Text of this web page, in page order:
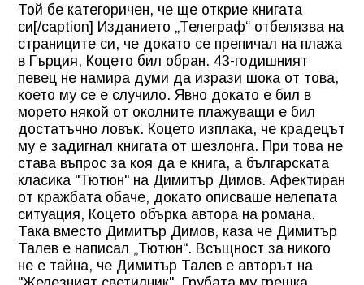
Той бе категоричен, че ще открие книгата
си[/caption] Изданието „Телеграф“ отбелязва на
страниците си, че докато се препичал на плажа
в Гърция, Коцето бил обран. 43-годишният
певец не намира думи да изрази шока от това,
което му се е случило. Явно докато е бил в
морето някой от околните плажуващи е бил
достатъчно ловък. Коцето изплака, че крадецът
му е задигнал книгата от шезлонга. При това не
става въпрос за коя да е книга, а българската
класика "Тютюн" на Димитър Димов. Афектиран
от кражбата обаче, докато описваше нелепата
ситуация, Коцето обърка автора на романа.
Така вместо Димитър Димов, каза че Димитър
Талев е написал „Тютюн“. Всъщност за никого
не е тайна, че Димитър Талев е авторът на